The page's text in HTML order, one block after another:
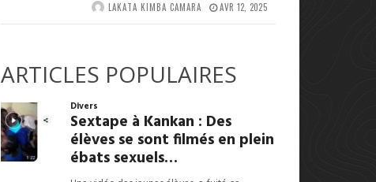
LAKATA KIMBA CAMARA AVR 12, 2025
ARTICLES POPULAIRES